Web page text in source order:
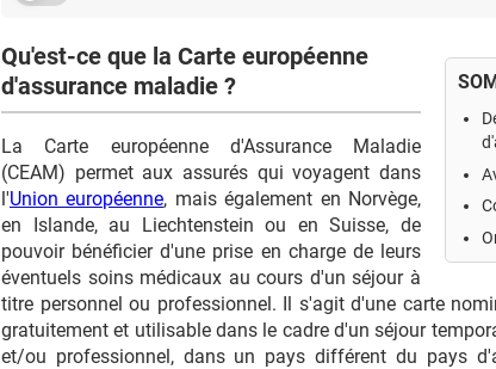
Qu'est-ce que la Carte européenne
d'assurance maladie ?
La Carte européenne d'Assurance Maladie
(CEAM) permet aux assurés qui voyagent dans
l'Union européenne, mais également en Norvège,
en Islande, au Liechtenstein ou en Suisse, de
pouvoir bénéficier d'une prise en charge de leurs
éventuels soins médicaux au cours d'un séjour à
titre personnel ou professionnel. Il s'agit d'une carte
gratuitement et utilisable dans le cadre d'un séjour
et/ou professionnel, dans un pays différent du pays